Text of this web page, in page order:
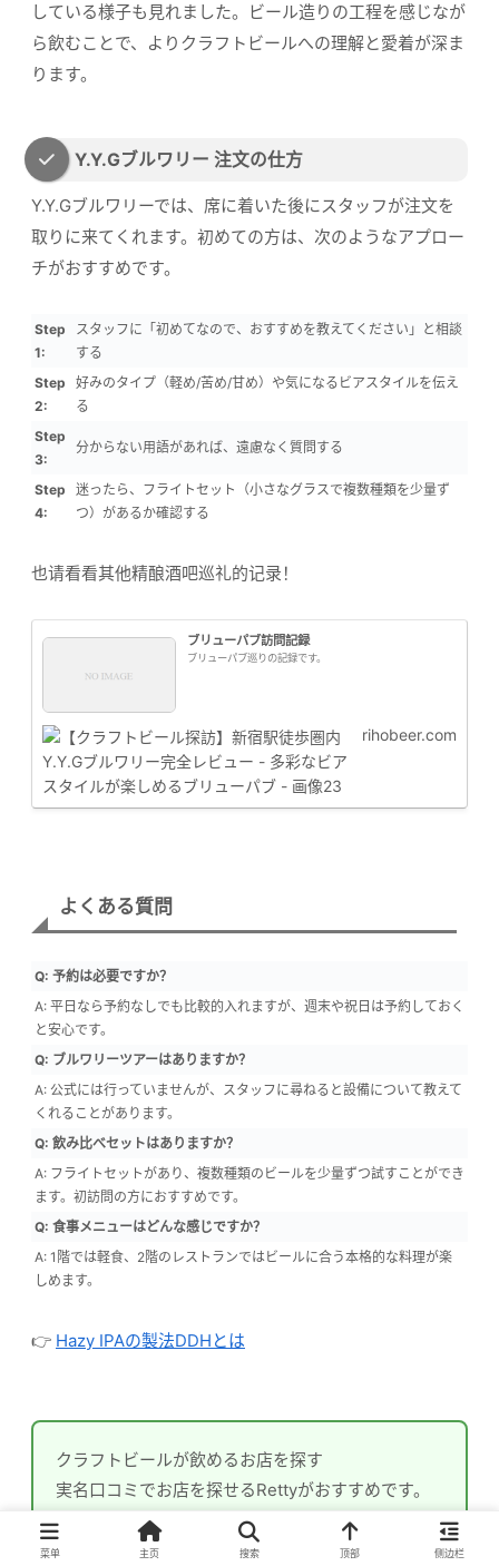
している様子も見れました。ビール造りの工程を感じなが
ら飲むことで、よりクラフトビールへの理解と愛着が深ま
ります。
Y.Y.Gブルワリー 注文の仕方
Y.Y.Gブルワリーでは、席に着いた後にスタッフが注文を
取りに来てくれます。初めての方は、次のようなアプロー
チがおすすめです。
Step
1:
スタッフに「初めてなので、おすすめを教えてください」と相談
する
Step
2:
好みのタイプ（軽め/苦め/甘め）や気になるビアスタイルを伝え
る
Step
3:
分からない用語があれば、遠慮なく質問する
Step
4:
迷ったら、フライトセット（小さなグラスで複数種類を少量ず
つ）があるか確認する
也请看看其他精酿酒吧巡礼的记录！
ブリューパブ訪問記録
ブリューパブ巡りの記録です。
rihobeer.com
よくある質問
Q: 予約は必要ですか？
A: 平日なら予約なしでも比較的入れますが、週末や祝日は予約しておく
と安心です。
Q: ブルワリーツアーはありますか？
A: 公式には行っていませんが、スタッフに尋ねると設備について教えて
くれることがあります。
Q: 飲み比べセットはありますか？
A: フライトセットがあり、複数種類のビールを少量ずつ試すことができ
ます。初訪問の方におすすめです。
Q: 食事メニューはどんな感じですか？
A: 1階では軽食、2階のレストランではビールに合う本格的な料理が楽
しめます。
👉 Hazy IPAの製法DDHとは
クラフトビールが飲めるお店を探す
実名口コミでお店を探せるRettyがおすすめです。
Rettyでクラフトビールのお店を探す
菜单 主页 搜索 顶部 侧边栏